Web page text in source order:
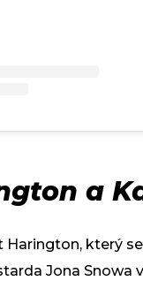
a
Harington, který
Jona Snowa